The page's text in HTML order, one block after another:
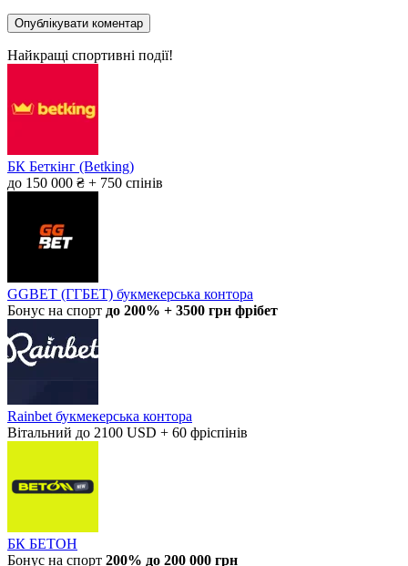
Найкращі спортивні події!
БК Беткінг (Betking)
до 150 000 ₴ + 750 спінів
GGBET (ГГБЕТ) букмекерська контора
Бонус на спорт до 200% + 3500 грн фрібет
Rainbet букмекерська контора
Вітальний до 2100 USD + 60 фріспінів
БК БЕТОН
Бонус на спорт 200% до 200 000 грн